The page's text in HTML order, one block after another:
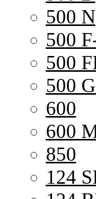
500 N
500
500
500
600
600
850
124